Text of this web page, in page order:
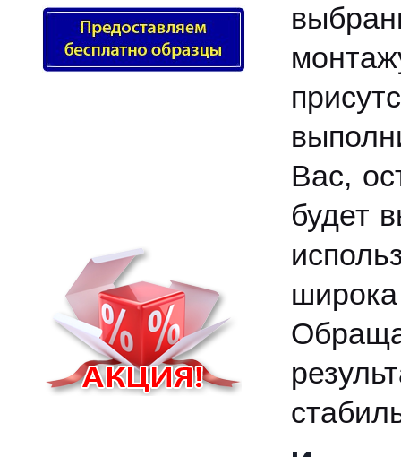
Вас,
будет